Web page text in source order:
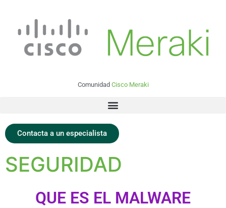
Comunidad Cisco Meraki
Contacta a un especialista
SEGURIDAD
QUE ES EL MALWARE